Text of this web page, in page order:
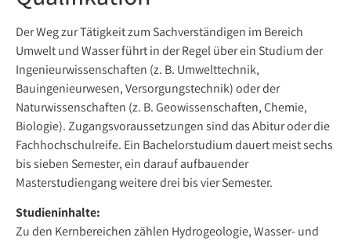
Der Weg zur Tätigkeit zum Sachverständigen im Bereich
Umwelt und Wasser führt in der Regel über ein Studium der
Ingenieurwissenschaften (z. B. Umwelttechnik,
Bauingenieurwesen, Versorgungstechnik) oder der
Naturwissenschaften (z. B. Geowissenschaften, Chemie,
Biologie). Zugangsvoraussetzungen sind das Abitur oder die
Fachhochschulreife. Ein Bachelorstudium dauert meist sechs
bis sieben Semester, ein darauf aufbauender
Masterstudiengang weitere drei bis vier Semester.
Studieninhalte:
Zu den Kernbereichen zählen Hydrogeologie, Wasser- und